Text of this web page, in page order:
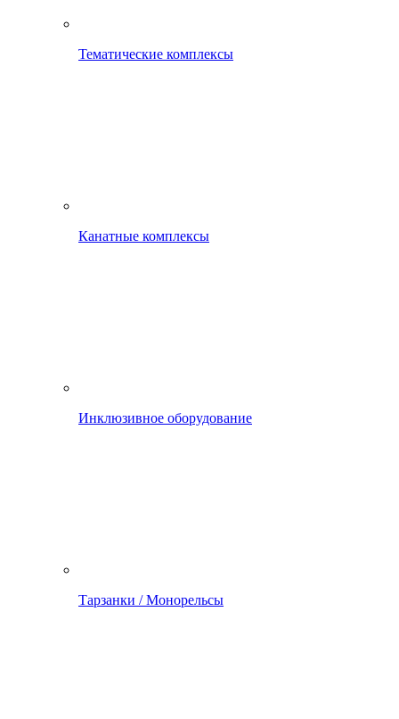
Тематические комплексы
Канатные комплексы
Инклюзивное оборудование
Тарзанки / Монорельсы